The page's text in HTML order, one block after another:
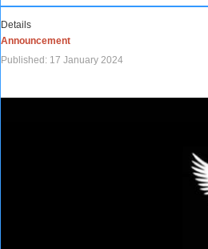
Details
Announcement
Published: 17 January 2024